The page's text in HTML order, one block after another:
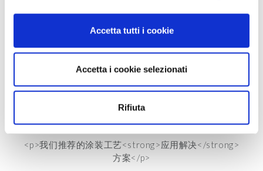
dalla Dichiarazione sui cookie.
Utilizziamo i cookie per personalizzare contenuti ed
analizzare il nostro traffico. Condividiamo inoltre
informazioni sul modo in cui utilizzi il nostro sito con i
nostri partner che si occupano di analisi dei dati web,
pubblicità e social media, i quali potrebbero combinarle
con altre informazioni che hai fornito loro o che hanno
raccolto dal tuo utilizzo dei loro servizi.
Accetta tutti i cookie
Accetta i cookie selezionati
Rifiuta
实用
借助增强现实技术，让您“身临其境”体验我们的饰面板
发现
<p>我们推荐的涂装工艺<strong>应用解决</strong>
方案</p>